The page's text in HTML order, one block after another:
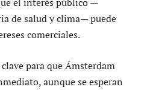
de salud y clima— puede
comerciales.
para que Ámsterdam
aunque se esperan